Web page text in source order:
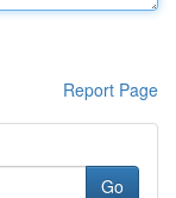
Report Page
Go